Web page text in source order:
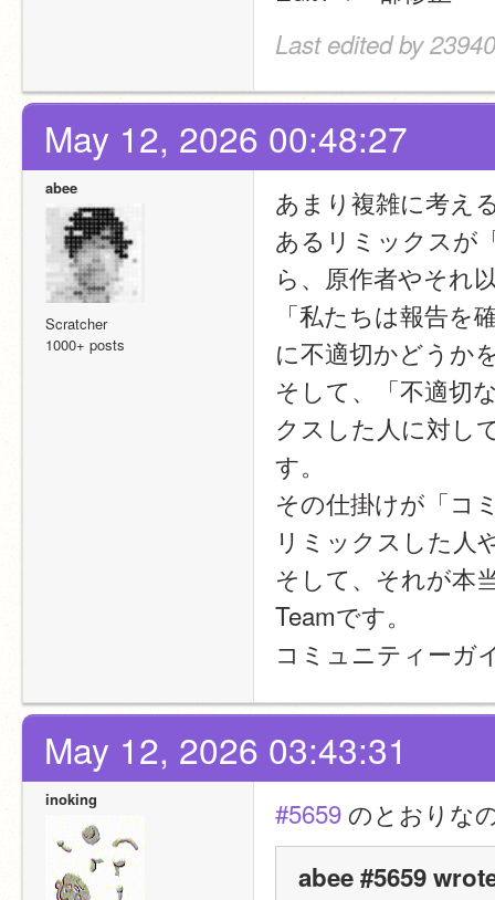
Last edited by
May 12, 2026 00:48:27
abee
Scratcher
1000+ posts
あまり複雑に考え
あるリミックスが
ら、原作者やそれ
「私たちは報告
に不適切かどうか
そして、「不適切
クスした人に対し
す。
その仕掛けが「コ
リミックスした人
そして、それが本
Teamです。
コミュニティーガ
May 12, 2026 03:43:31
inoking #5659 のとおりな
abee #5659